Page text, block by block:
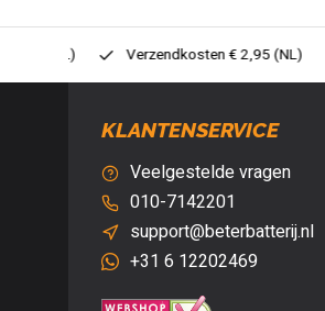
Verzendkosten € 2,95 (NL)
KLANTENSERVICE
Veelgestelde vragen
010-7142201
support@beterbatterij.nl
+31 6 12202469